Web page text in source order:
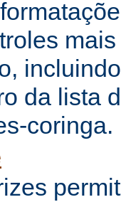
da lista
coringa.